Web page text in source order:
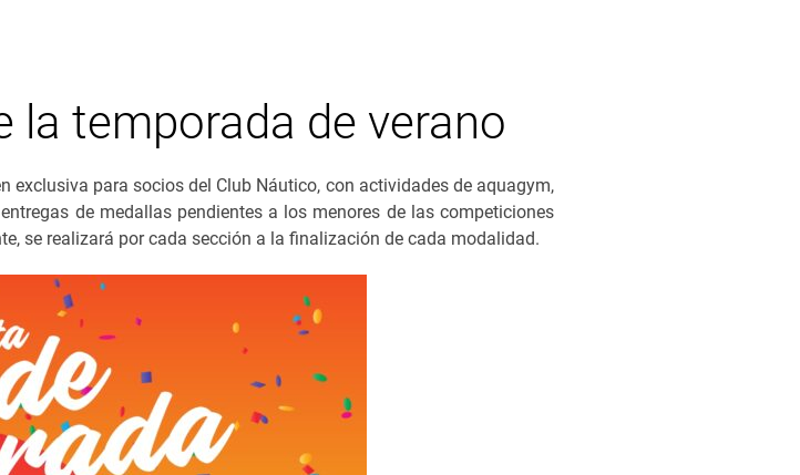
la temporada de verano
exclusiva para socios del Club Náutico, con actividades de aquagym,
de medallas pendientes a los menores de las competiciones
se realizará por cada sección a la finalización de cada modalidad.